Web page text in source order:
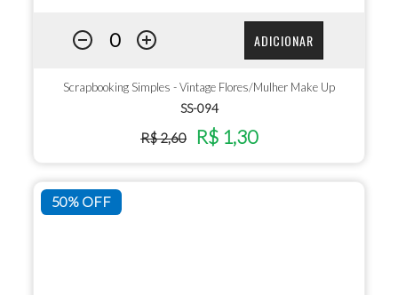
ADICIONAR
Scrapbooking Simples - Vintage Flores/Mulher Make Up
SS-094
R$ 2,60 R$ 1,30
50% OFF